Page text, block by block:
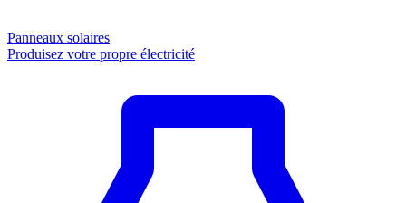
Panneaux solaires
Produisez votre propre électricité